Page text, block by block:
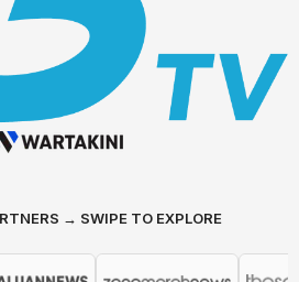
→ SWIPE TO EXPLORE